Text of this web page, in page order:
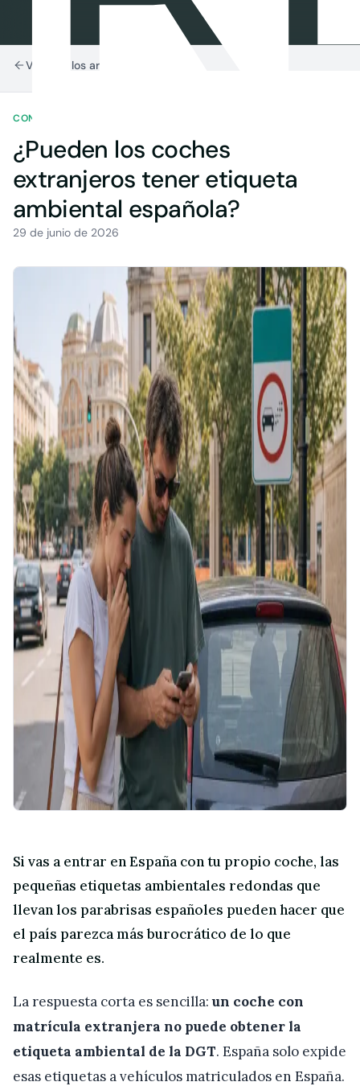
Volver a los artículos
CONDUCIR EN ESPAÑA
¿Pueden los coches
extranjeros tener etiqueta
ambiental española?
29 de junio de 2026
Si vas a entrar en España con tu propio coche, las
pequeñas etiquetas ambientales redondas que
llevan los parabrisas españoles pueden hacer que
el país parezca más burocrático de lo que
realmente es.
La respuesta corta es sencilla:un coche con
matrícula extranjera no puede obtener la
etiqueta ambiental de la DGT. España solo expide
esas etiquetas a vehículos matriculados en España.